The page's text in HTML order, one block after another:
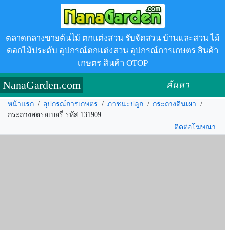
ตลาดกลางขายต้นไม้ ตกแต่งสวน รับจัดสวน บ้านและสวน ไม้
ดอกไม้ประดับ อุปกรณ์ตกแต่งสวน อุปกรณ์การเกษตร สินค้า
เกษตร สินค้า OTOP
NanaGarden.com ค้นหา
หน้าแรก / อุปกรณ์การเกษตร / ภาชนะปลูก / กระถางดินเผา /
กระถางสตรอเบอรี่ รหัส.131909
ติดต่อโฆษณา